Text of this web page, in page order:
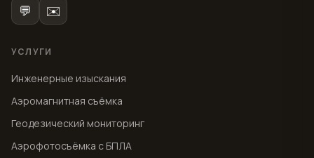
💬 ✉️
УСЛУГИ
Инженерные изыскания
Аэромагнитная съёмка
Геодезический мониторинг
Аэрофотосъёмка с БПЛА